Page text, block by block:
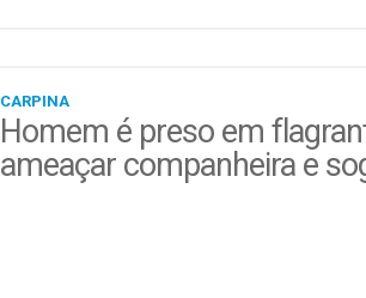
CARPINA
Homem é preso em
ameaçar companheira e